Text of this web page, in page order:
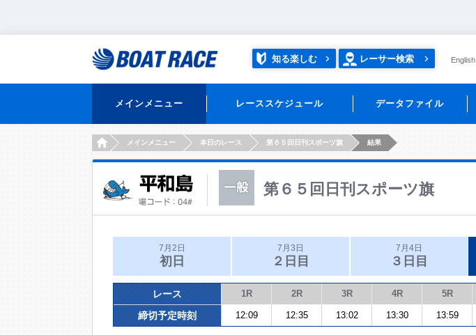
知る楽しむ レーサー検索 English
メインメニュー レーススケジュール データファイル
HOMEメインメニュー 本日のレース 第６５回日刊スポーツ旗 結果
第６５回日刊スポーツ旗
7月2日
初日
7月3日
２日目
7月4日
３日目
レース 1R 2R 3R 4R 5R
締切予定時刻 12:09 12:35 13:02 13:30 13:59